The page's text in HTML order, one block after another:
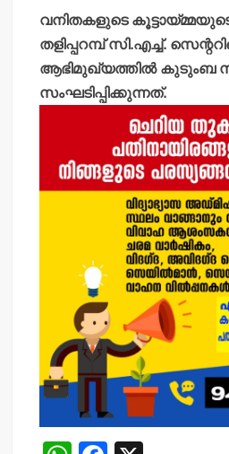
വനിതകളുടെ കൂട്ടായ്മ്മയുടെ
തളിപ്പറമ്പ് സി.എച്ച്.
ആഭിമുഖ്യത്തില്‍ കുടുംബ
സംഘടിപ്പിക്കുന്നത്.